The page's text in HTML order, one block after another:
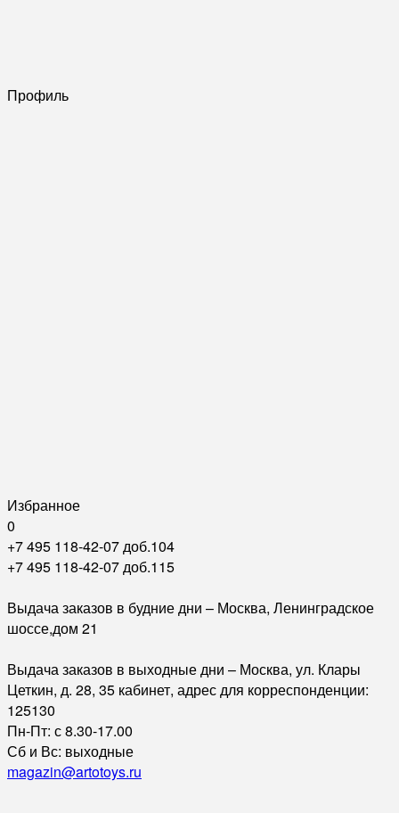
Профиль
Избранное
0
+7 495 118-42-07 доб.104
+7 495 118-42-07 доб.115
Выдача заказов в будние дни – Москва, Ленинградское
шоссе,дом 21
Выдача заказов в выходные дни – Москва, ул. Клары
Цеткин, д. 28, 35 кабинет, адрес для корреспонденции:
125130
Пн-Пт: с 8.30-17.00
Сб и Вс: выходные
magazin@artotoys.ru